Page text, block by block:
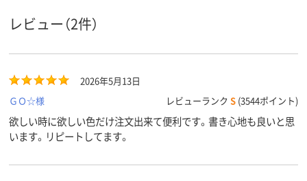
レビュー（2件）
2026年5月13日
ＧＯ☆様
レビューランク S (3544ポイント)
欲しい時に欲しい色だけ注文出来て便利です。書き心地も良いと思
います。リピートしてます。